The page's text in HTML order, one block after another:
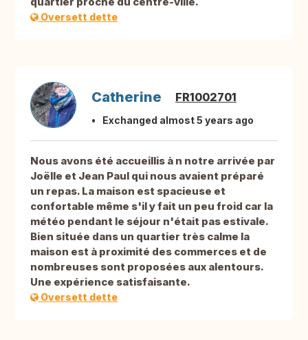
Oversett dette
Catherine FR1002701
Exchanged almost 5 years ago
Nous avons été accueillis à n notre arrivée par
Joëlle et Jean Paul qui nous avaient préparé
un repas. La maison est spacieuse et
confortable même s'il y fait un peu froid car la
météo pendant le séjour n'était pas estivale.
Bien située dans un quartier très calme la
maison est à proximité des commerces et de
nombreuses sont proposées aux alentours.
Une expérience satisfaisante.
Oversett dette